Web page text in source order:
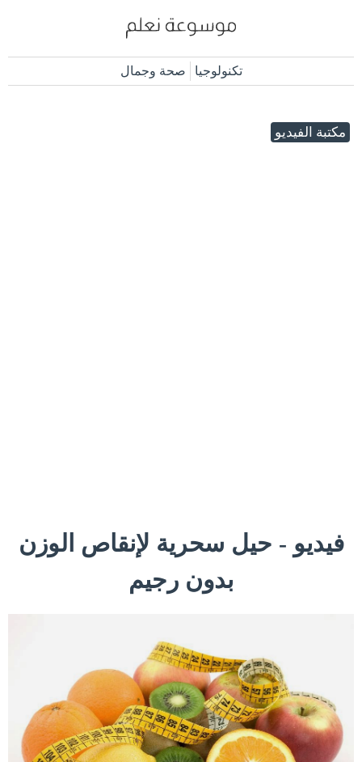
تكنولوجيا صحة وجمال
مكتبة الفيديو
فيديو - حيل سحرية لإنقاص الوزن
بدون رجيم